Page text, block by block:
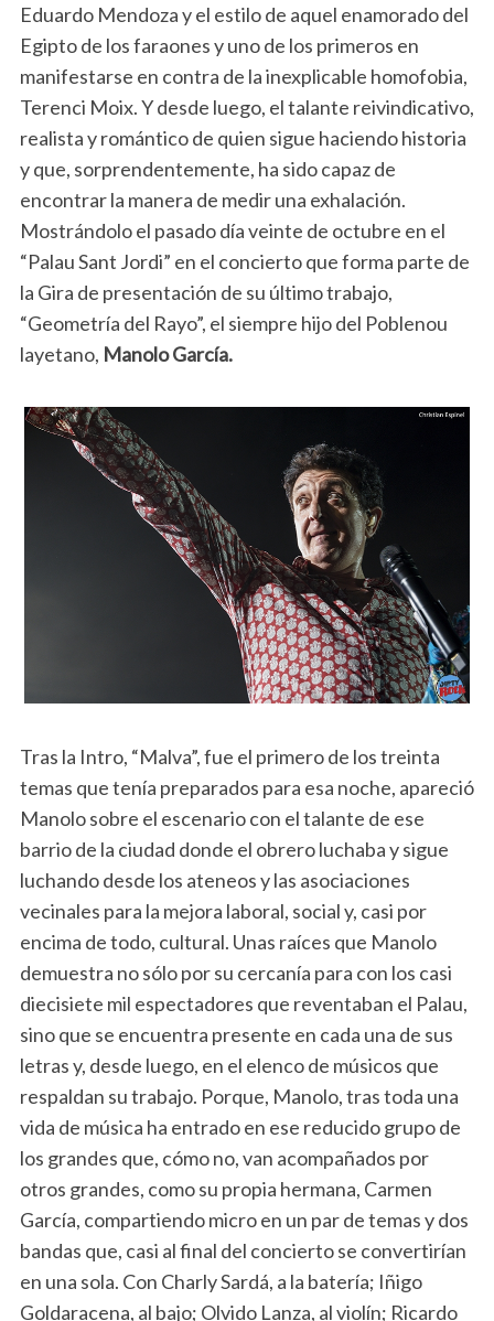
Eduardo Mendoza y el estilo de aquel enamorado del
Egipto de los faraones y uno de los primeros en
manifestarse en contra de la inexplicable homofobia,
Terenci Moix. Y desde luego, el talante reivindicativo,
realista y romántico de quien sigue haciendo historia
y que, sorprendentemente, ha sido capaz de
encontrar la manera de medir una exhalación.
Mostrándolo el pasado día veinte de octubre en el
“Palau Sant Jordi” en el concierto que forma parte de
la Gira de presentación de su último trabajo,
“Geometría del Rayo”, el siempre hijo del Poblenou
layetano, Manolo García.
Tras la Intro, “Malva”, fue el primero de los treinta
temas que tenía preparados para esa noche, apareció
Manolo sobre el escenario con el talante de ese
barrio de la ciudad donde el obrero luchaba y sigue
luchando desde los ateneos y las asociaciones
vecinales para la mejora laboral, social y, casi por
encima de todo, cultural. Unas raíces que Manolo
demuestra no sólo por su cercanía para con los casi
diecisiete mil espectadores que reventaban el Palau,
sino que se encuentra presente en cada una de sus
letras y, desde luego, en el elenco de músicos que
respaldan su trabajo. Porque, Manolo, tras toda una
vida de música ha entrado en ese reducido grupo de
los grandes que, cómo no, van acompañados por
otros grandes, como su propia hermana, Carmen
García, compartiendo micro en un par de temas y dos
bandas que, casi al final del concierto se convertirían
en una sola. Con Charly Sardá, a la batería; Iñigo
Goldaracena, al bajo; Olvido Lanza, al violín; Ricardo